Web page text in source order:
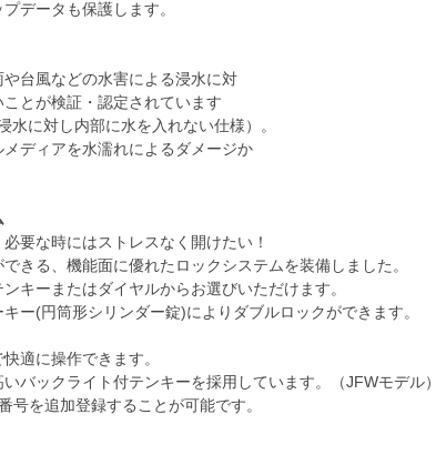
データも保護します。
台風などの水害による浸水に対
とが検証・認定されています
に対し内部に水を入れない仕様）。
ディアを水濡れによるダメージか
要な時にはストレスなく開けたい！
きる、機能面に優れたロックシステムを装備しました。
キーまたはダイヤルからお選びいただけます。
ー(円筒形シリンダー錠)によりダブルロックができます。
適に操作できます。
バックライト付テンキーを採用しています。（JFWモデル）
を追加登録することが可能です。